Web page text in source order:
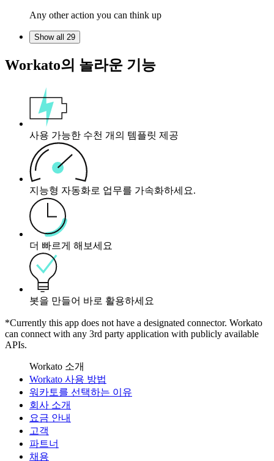
Any other action you can think up
Show all 29
Workato의 놀라운 기능
사용 가능한 수천 개의 템플릿 제공
지능형 자동화로 업무를 가속화하세요.
더 빠르게 해보세요
봇을 만들어 바로 활용하세요
*Currently this app does not have a designated connector. Workato
can connect with any 3rd party application with publicly available
APIs.
Workato 소개
Workato 사용 방법
워카토를 선택하는 이유
회사 소개
요금 안내
고객
파트너
채용